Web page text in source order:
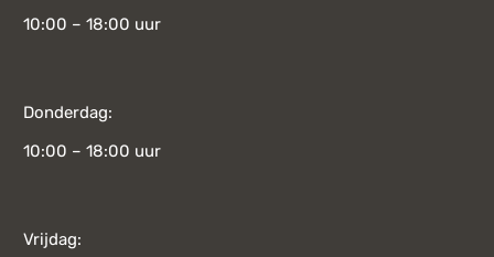
10:00 – 18:00 uur
Donderdag:
10:00 – 18:00 uur
Vrijdag: